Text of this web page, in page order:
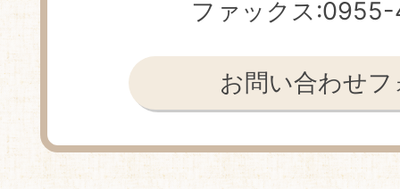
ファックス
お問い合わせフ